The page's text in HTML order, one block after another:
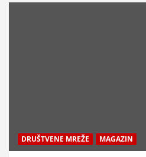
DRUŠTVENE MREŽE MAGAZIN